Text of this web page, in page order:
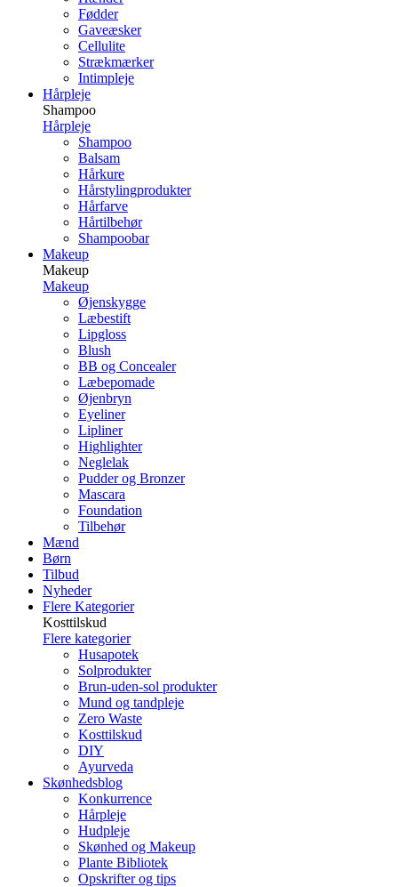
Fødder
Gaveæsker
Cellulite
Strækmærker
Intimpleje
Hårpleje
Shampoo
Hårpleje
Shampoo
Balsam
Hårkure
Hårstylingprodukter
Hårfarve
Hårtilbehør
Shampoobar
Makeup
Makeup
Makeup
Øjenskygge
Læbestift
Lipgloss
Blush
BB og Concealer
Læbepomade
Øjenbryn
Eyeliner
Lipliner
Highlighter
Neglelak
Pudder og Bronzer
Mascara
Foundation
Tilbehør
Mænd
Børn
Tilbud
Nyheder
Flere Kategorier
Kosttilskud
Flere kategorier
Husapotek
Solprodukter
Brun-uden-sol produkter
Mund og tandpleje
Zero Waste
Kosttilskud
DIY
Ayurveda
Skønhedsblog
Konkurrence
Hårpleje
Hudpleje
Skønhed og Makeup
Plante Bibliotek
Opskrifter og tips